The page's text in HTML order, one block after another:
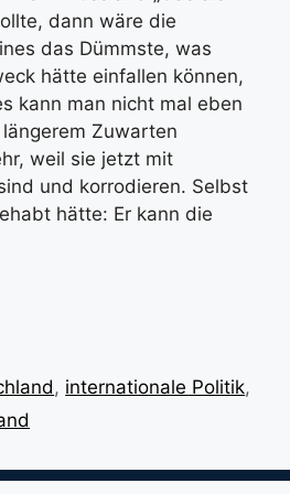
dann wäre die
das Dümmste, was
hätte einfallen können,
kann man nicht mal eben
Zuwarten
weil sie jetzt mit
und korrodieren. Selbst
hätte: Er kann die
, internationale Politik,